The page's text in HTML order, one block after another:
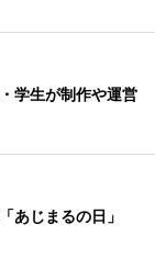
学生が制作や運営
あじまるの日」